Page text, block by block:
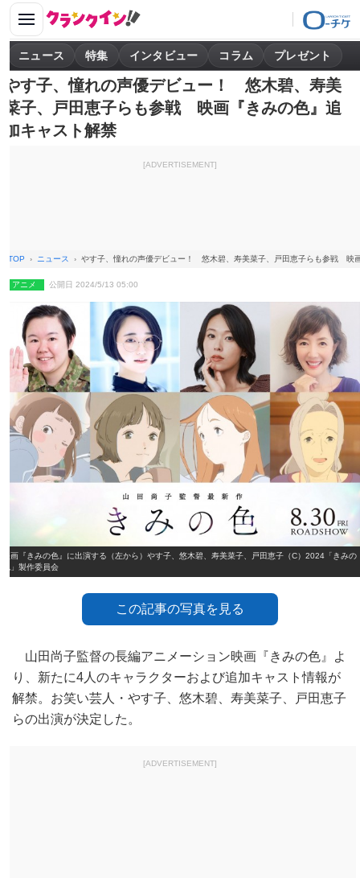
ニュース 特集 インタビュー コラム プレゼント
やす子、憧れの声優デビュー！ 悠木碧、寿美
菜子、戸田恵子らも参戦 映画『きみの色』追
加キャスト解禁
[ADVERTISEMENT]
TOP ニュース やす子、憧れの声優デビュー！ 悠木碧、寿美菜子、戸田恵子らも参戦 映
アニメ 公開日 2024/5/13 05:00
映画『きみの色』に出演する（左から）やす子、悠木碧、寿美菜子、戸田恵子（C）2024「きみの
色」製作委員会
この記事の写真を見る
山田尚子監督の長編アニメーション映画『きみの色』よ
り、新たに4人のキャラクターおよび追加キャスト情報が
解禁。お笑い芸人・やす子、悠木碧、寿美菜子、戸田恵子
らの出演が決定した。
[ADVERTISEMENT]